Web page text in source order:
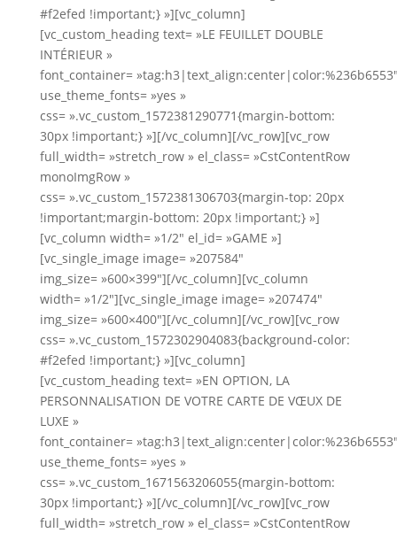
#f2efed !important;} »][vc_column]
[vc_custom_heading text= »LE FEUILLET DOUBLE
INTÉRIEUR »
font_container=
use_theme_fonts= »yes »
css= ».vc_custom_1572381290771{margin-bottom:
30px !important;} »][/vc_column][/vc_row][vc_row
full_width= »stretch_row » el_class= »CstContentRow
monoImgRow »
css= ».vc_custom_1572381306703{margin-top: 20px
!important;margin-bottom: 20px !important;} »]
[vc_column width= »1/2″ el_id= »GAME »]
[vc_single_image image= »207584″
img_size= »600×399″][/vc_column][vc_column
width= »1/2″][vc_single_image image= »207474″
img_size= »600×400″][/vc_column][/vc_row][vc_row
css= ».vc_custom_1572302904083{background-color:
#f2efed !important;} »][vc_column]
[vc_custom_heading text= »EN OPTION, LA
PERSONNALISATION DE VOTRE CARTE DE VŒUX DE
LUXE »
font_container=
use_theme_fonts= »yes »
css= ».vc_custom_1671563206055{margin-bottom:
30px !important;} »][/vc_column][/vc_row][vc_row
full_width= »stretch_row » el_class= »CstContentRow